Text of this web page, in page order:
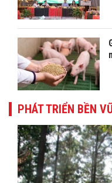
PHÁT TRIỂN BỀN